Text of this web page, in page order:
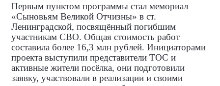
Первым пунктом программы стал мемориал
«Сыновьям Великой Отчизны» в ст.
Ленинградской, посвящённый погибшим
участникам СВО. Общая стоимость работ
составила более 16,3 млн рублей. Инициаторами
проекта выступили представители ТОС и
активные жители посёлка, они подготовили
заявку, участвовали в реализации и своими